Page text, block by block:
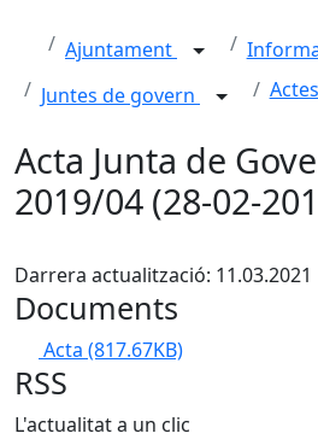
Ajuntament
Juntes de govern
Acta Junta de
2019/04 (28-02-
Darrera actualització: 11.03.2021
Documents
Acta (817.67KB)
RSS
L'actualitat a un clic